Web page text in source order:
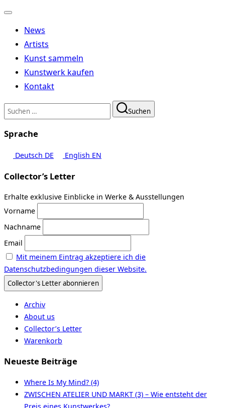
Navigation
umschalten
News
Artists
Kunst sammeln
Kunstwerk kaufen
Kontakt
Suchen
nach:
Suchen
Sprache
Deutsch DE English EN
Collector’s Letter
Erhalte exklusive Einblicke in Werke & Ausstellungen
Vorname
Nachname
Email
Mit meinem Eintrag akzeptiere ich die
Datenschutzbedingungen dieser Website.
Archiv
About us
Collector’s Letter
Warenkorb
Neueste Beiträge
Where Is My Mind? (4)
ZWISCHEN ATELIER UND MARKT (3) – Wie entsteht der